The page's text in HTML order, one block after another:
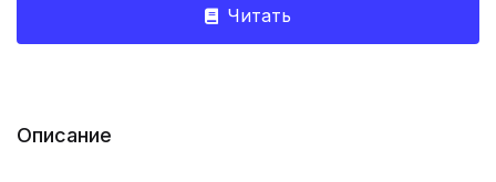
Читать
Описание